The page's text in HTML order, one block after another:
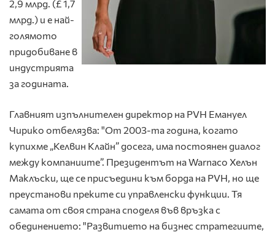
2,9 млрд. (£ 1,7
млрд.) и е най-
голямото
придобиване в
индустрията
за годината.
Главният изпълнителен директор на PVH Емануел
Чирико отбелязва: "От 2003-та година, когато
купихме „Келвин Клайн” досега, има постоянен диалог
между компаниите”. Президентът на Warnaco Хелън
Маклъски, ще се присъедини към борда на PVH, но ще
преустанови преките си управленски функции. Тя
самата от своя страна споделя във връзка с
обединението: "Развитието на бизнес стратегиите,